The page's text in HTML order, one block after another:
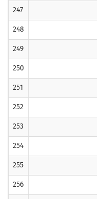
247
248
249
250
251
252
253
254
255
256